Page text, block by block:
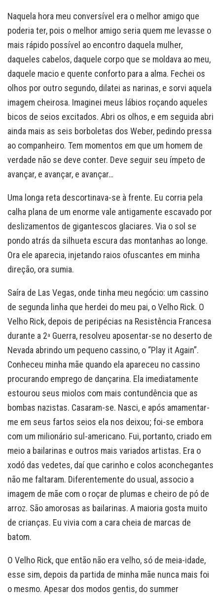
Naquela hora meu conversível era o melhor amigo que
poderia ter, pois o melhor amigo seria quem me levasse o
mais rápido possível ao encontro daquela mulher,
daqueles cabelos, daquele corpo que se moldava ao meu,
daquele macio e quente conforto para a alma. Fechei os
olhos por outro segundo, dilatei as narinas, e sorvi aquela
imagem cheirosa. Imaginei meus lábios roçando aqueles
bicos de seios excitados. Abri os olhos, e em seguida abri
ainda mais as seis borboletas dos Weber, pedindo pressa
ao companheiro. Tem momentos em que um homem de
verdade não se deve conter. Deve seguir seu ímpeto de
avançar, e avançar, e avançar…
Uma longa reta descortinava-se à frente. Eu corria pela
calha plana de um enorme vale antigamente escavado por
deslizamentos de gigantescos glaciares. Via o sol se
pondo atrás da silhueta escura das montanhas ao longe.
Ora ele aparecia, injetando raios ofuscantes em minha
direção, ora sumia.
Saíra de Las Vegas, onde tinha meu negócio: um cassino
de segunda linha que herdei do meu pai, o Velho Rick. O
Velho Rick, depois de peripécias na Resistência Francesa
durante a 2a Guerra, resolveu aposentar-se no deserto de
Nevada abrindo um pequeno cassino, o “Play it Again”.
Conheceu minha mãe quando ela apareceu no cassino
procurando emprego de dançarina. Ela imediatamente
estourou seus miolos com mais contundência que as
bombas nazistas. Casaram-se. Nasci, e após amamentar-
me em seus fartos seios ela nos deixou; foi-se embora
com um milionário sul-americano. Fui, portanto, criado em
meio a bailarinas e outros mais variados artistas. Era o
xodó das vedetes, daí que carinho e colos aconchegantes
não me faltaram. Diferentemente do usual, associo a
imagem de mãe com o roçar de plumas e cheiro de pó de
arroz. São amorosas as bailarinas. A maioria gosta muito
de crianças. Eu vivia com a cara cheia de marcas de
batom.
O Velho Rick, que então não era velho, só de meia-idade,
esse sim, depois da partida de minha mãe nunca mais foi
o mesmo. Apesar dos modos gentis, do summer